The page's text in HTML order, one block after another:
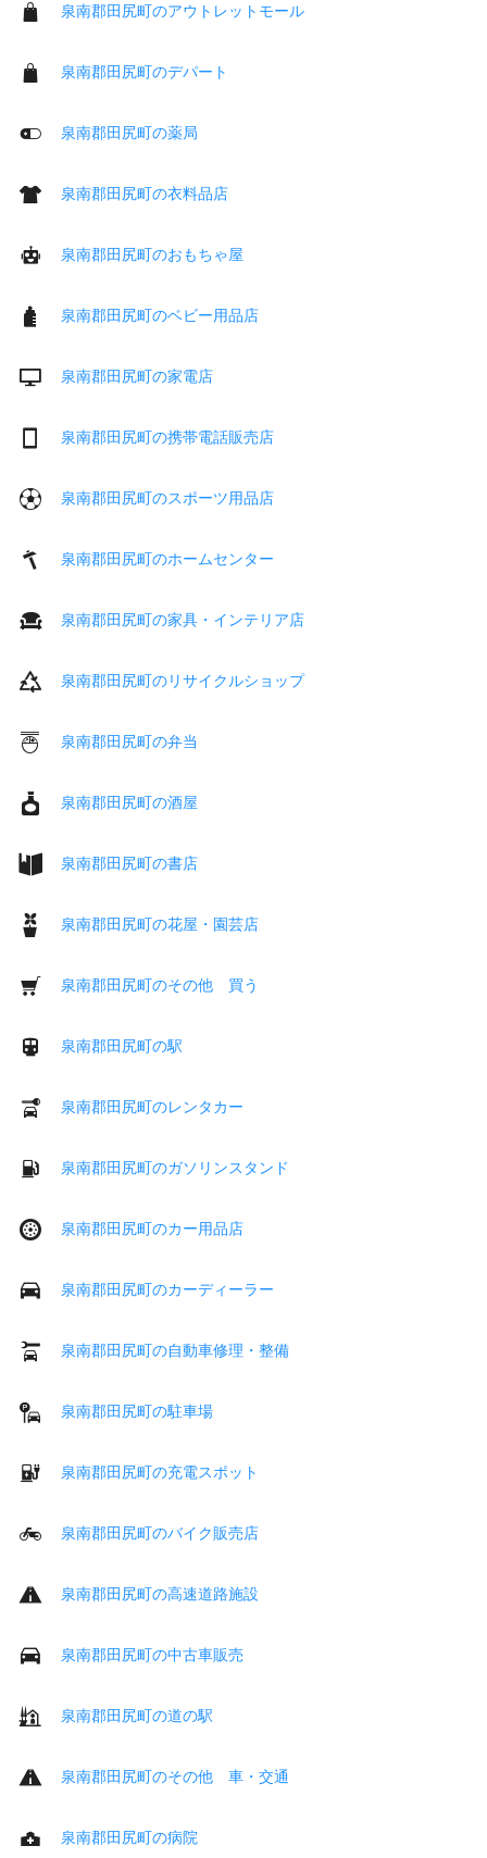
泉南郡田尻町のアウトレットモール
泉南郡田尻町のデパート
泉南郡田尻町の薬局
泉南郡田尻町の衣料品店
泉南郡田尻町のおもちゃ屋
泉南郡田尻町のベビー用品店
泉南郡田尻町の家電店
泉南郡田尻町の携帯電話販売店
泉南郡田尻町のスポーツ用品店
泉南郡田尻町のホームセンター
泉南郡田尻町の家具・インテリア店
泉南郡田尻町のリサイクルショップ
泉南郡田尻町の弁当
泉南郡田尻町の酒屋
泉南郡田尻町の書店
泉南郡田尻町の花屋・園芸店
泉南郡田尻町のその他 買う
泉南郡田尻町の駅
泉南郡田尻町のレンタカー
泉南郡田尻町のガソリンスタンド
泉南郡田尻町のカー用品店
泉南郡田尻町のカーディーラー
泉南郡田尻町の自動車修理・整備
泉南郡田尻町の駐車場
泉南郡田尻町の充電スポット
泉南郡田尻町のバイク販売店
泉南郡田尻町の高速道路施設
泉南郡田尻町の中古車販売
泉南郡田尻町の道の駅
泉南郡田尻町のその他 車・交通
泉南郡田尻町の病院